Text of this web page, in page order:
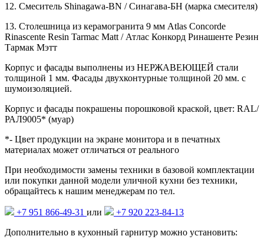
12. Смеситель Shinagawa-BN / Синагава-БН (марка смесителя)
13. Столешница из керамогранита 9 мм Atlas Concorde
Rinascente Resin Tarmac Matt / Атлас Конкорд Ринашенте Резин
Тармак Мэтт
Корпус и фасады выполнены из НЕРЖАВЕЮЩЕЙ стали
толщиной 1 мм. Фасады двухконтурные толщиной 20 мм. с
шумоизоляцией.
Корпус и фасады покрашены порошковой краской, цвет: RAL/
РАЛ9005* (муар)
*- Цвет продукции на экране монитора и в печатных
материалах может отличаться от реального
При необходимости замены техники в базовой комплектации
или покупки данной модели уличной кухни без техники,
обращайтесь к нашим менеджерам по тел.
+7 951 866-49-31 или
+7 920 223-84-13
Дополнительно в кухонный гарнитур можно установить: